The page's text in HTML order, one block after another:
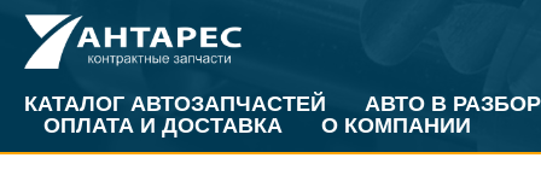
КАТАЛОГ АВТОЗАПЧАСТЕЙ
АВТО В РАЗБОР
ОПЛАТА И ДОСТАВКА
О КОМПАНИИ